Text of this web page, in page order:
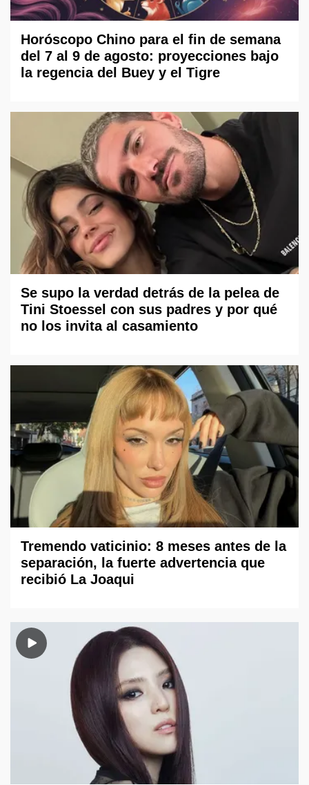
Horóscopo Chino para el fin de semana
del 7 al 9 de agosto: proyecciones bajo
la regencia del Buey y el Tigre
Se supo la verdad detrás de la pelea de
Tini Stoessel con sus padres y por qué
no los invita al casamiento
Tremendo vaticinio: 8 meses antes de la
separación, la fuerte advertencia que
recibió La Joaqui